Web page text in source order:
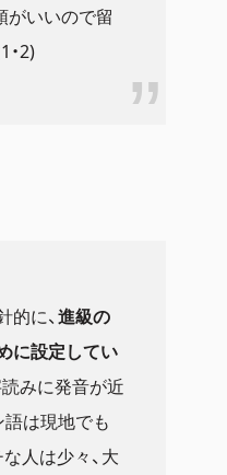
がいいので留
2)
に、進級の
に設定してい
みに発音が近
語は現地でも
人は少々、大